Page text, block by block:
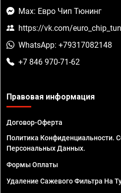
Max: Евро Чип Тюнинг
https://vk.com/
WhatsApp: +79317082148
+7 846 970-71-62
Правовая информация
Договор-Оферта
Политика Конфиденциальности.
Персональных Данных.
Формы Оплаты
Удаление Сажевого Фильтра На